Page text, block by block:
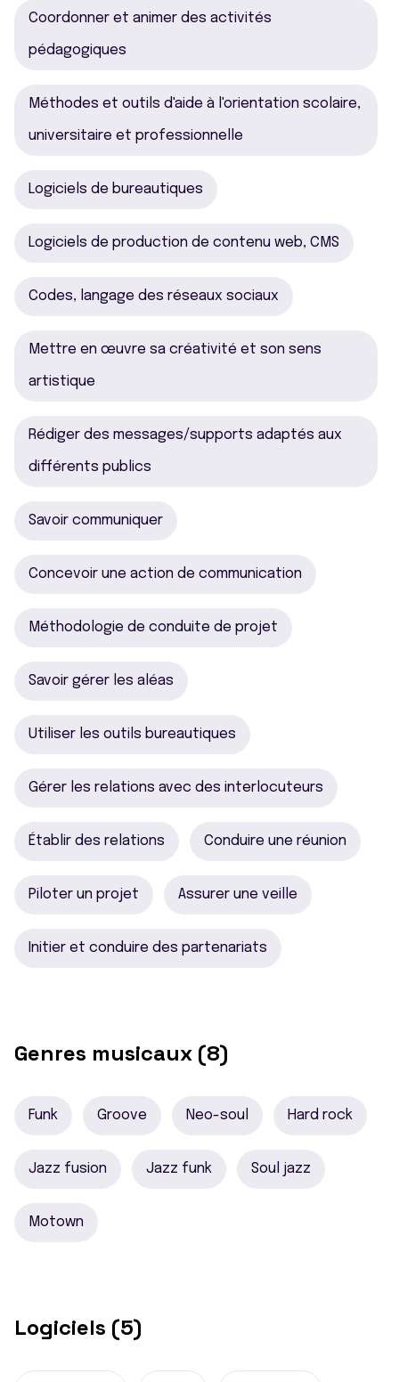
Coordonner et animer des activités
pédagogiques
Méthodes et outils d'aide à l'orientation scolaire,
universitaire et professionnelle
Logiciels de bureautiques
Logiciels de production de contenu web, CMS
Codes, langage des réseaux sociaux
Mettre en œuvre sa créativité et son sens
artistique
Rédiger des messages/supports adaptés aux
différents publics
Savoir communiquer
Concevoir une action de communication
Méthodologie de conduite de projet
Savoir gérer les aléas
Utiliser les outils bureautiques
Gérer les relations avec des interlocuteurs
Établir des relations Conduire une réunion
Piloter un projet Assurer une veille
Initier et conduire des partenariats
Genres musicaux (8)
Funk Groove Neo-soul Hard rock
Jazz fusion Jazz funk Soul jazz
Motown
Logiciels (5)